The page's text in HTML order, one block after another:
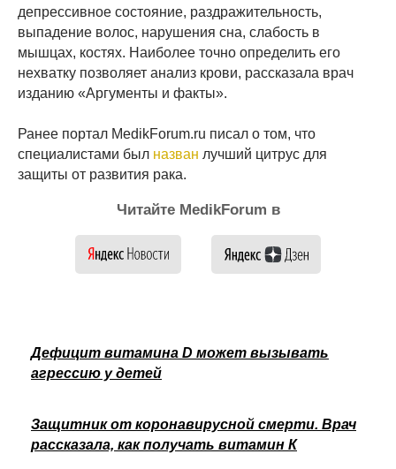
депрессивное состояние, раздражительность,
выпадение волос, нарушения сна, слабость в
мышцах, костях. Наиболее точно определить его
нехватку позволяет анализ крови, рассказала врач
изданию «Аргументы и факты».
Ранее портал MedikForum.ru писал о том, что
специалистами был назван лучший цитрус для
защиты от развития рака.
Читайте MedikForum в
Дефицит витамина D может вызывать
агрессию у детей
Защитник от коронавирусной смерти. Врач
рассказала, как получать витамин К